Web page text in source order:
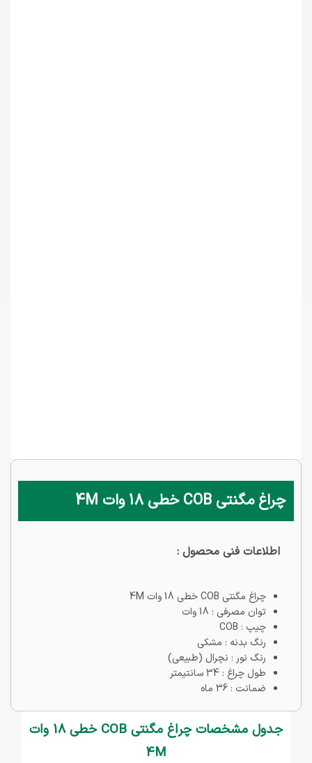
چراغ مگنتی COB خطی 18 وات 4M
اطلاعات فنی محصول :
چراغ مگنتی COB خطی 18 وات 4M
توان مصرفی : 18 وات
چیپ : COB
رنگ بدنه : مشکی
رنگ نور : نچرال (طبیعی)
طول چراغ : 34 سانتیمتر
ضمانت : 36 ماه
جدول مشخصات چراغ مگنتی COB خطی 18 وات
4M